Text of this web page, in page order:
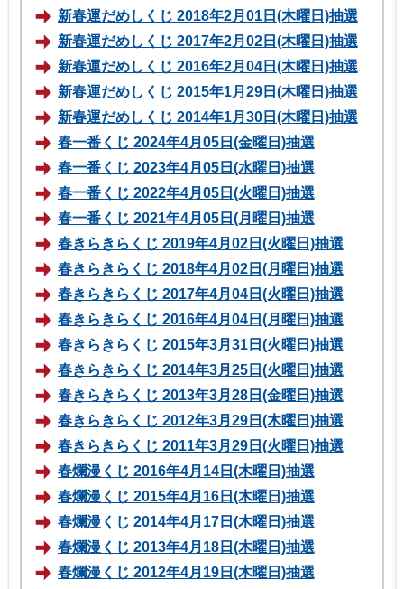
新春運だめしくじ 2018年2月01日(木曜日)抽選
新春運だめしくじ 2017年2月02日(木曜日)抽選
新春運だめしくじ 2016年2月04日(木曜日)抽選
新春運だめしくじ 2015年1月29日(木曜日)抽選
新春運だめしくじ 2014年1月30日(木曜日)抽選
春一番くじ 2024年4月05日(金曜日)抽選
春一番くじ 2023年4月05日(水曜日)抽選
春一番くじ 2022年4月05日(火曜日)抽選
春一番くじ 2021年4月05日(月曜日)抽選
春きらきらくじ 2019年4月02日(火曜日)抽選
春きらきらくじ 2018年4月02日(月曜日)抽選
春きらきらくじ 2017年4月04日(火曜日)抽選
春きらきらくじ 2016年4月04日(月曜日)抽選
春きらきらくじ 2015年3月31日(火曜日)抽選
春きらきらくじ 2014年3月25日(火曜日)抽選
春きらきらくじ 2013年3月28日(金曜日)抽選
春きらきらくじ 2012年3月29日(木曜日)抽選
春きらきらくじ 2011年3月29日(火曜日)抽選
春爛漫くじ 2016年4月14日(木曜日)抽選
春爛漫くじ 2015年4月16日(木曜日)抽選
春爛漫くじ 2014年4月17日(木曜日)抽選
春爛漫くじ 2013年4月18日(木曜日)抽選
春爛漫くじ 2012年4月19日(木曜日)抽選